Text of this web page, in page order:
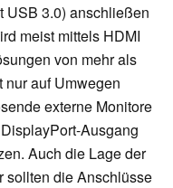
USB 3.0) anschließen
meist mittels HDMI
von mehr als
nur auf Umwegen
externe Monitore
Ausgang
Auch die Lage der
sollten die Anschlüsse